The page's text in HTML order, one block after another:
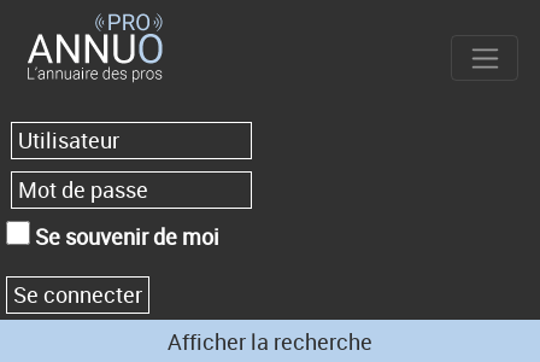
Se souvenir de moi
Afficher la recherche